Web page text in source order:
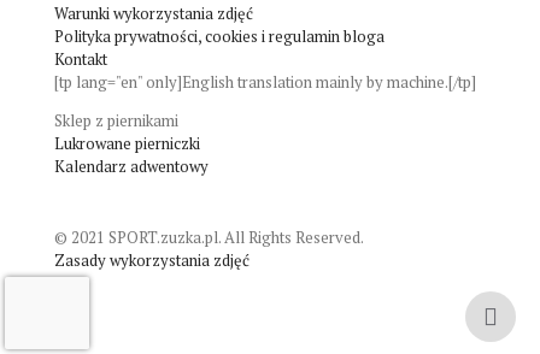
Warunki wykorzystania zdjęć
Polityka prywatności, cookies i regulamin bloga
Kontakt
[tp lang="en" only]English translation mainly by machine.[/tp]
Sklep z piernikami
Lukrowane pierniczki
Kalendarz adwentowy
© 2021 SPORT.zuzka.pl. All Rights Reserved.
Zasady wykorzystania zdjęć